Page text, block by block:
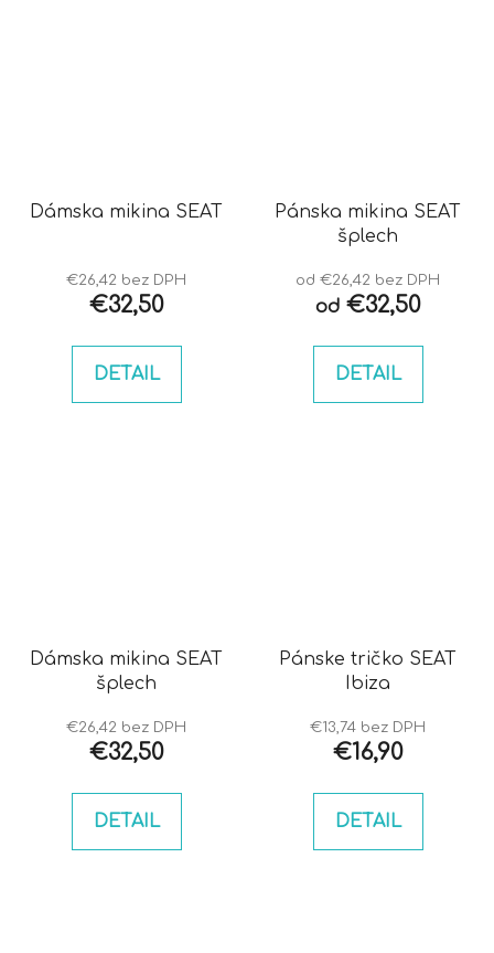
Dámska mikina SEAT
€26,42 bez DPH
€32,50
DETAIL
Pánska mikina SEAT
šplech
od €26,42 bez DPH
od€32,50
DETAIL
Dámska mikina SEAT
šplech
€26,42 bez DPH
€32,50
DETAIL
Pánske tričko SEAT
Ibiza
€13,74 bez DPH
€16,90
DETAIL